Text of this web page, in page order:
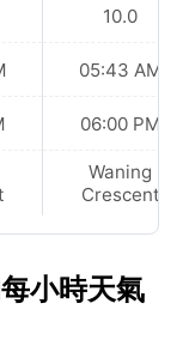
10.0
05:43 AM
06:00 PM
Waning
Crescent
小時天氣